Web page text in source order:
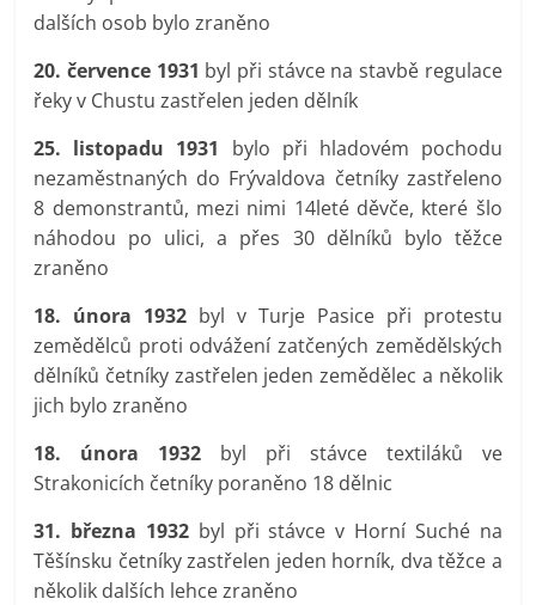
dalších osob bylo zraněno
20. července 1931 byl při stávce na stavbě regulace
řeky v Chustu zastřelen jeden dělník
25. listopadu 1931
bylo při hladovém pochodu
nezaměstnaných do Frývaldova četníky zastřeleno
8 demonstrantů, mezi nimi 14leté děvče, které šlo
náhodou po ulici, a přes 30 dělníků bylo těžce
zraněno
18. února 1932 byl v Turje Pasice při protestu
zemědělců proti odvážení zatčených zemědělských
dělníků četníky zastřelen jeden zemědělec a několik
jich bylo zraněno
18. února 1932 byl při stávce textiláků ve
Strakonicích četníky poraněno 18 dělnic
31. března 1932 byl při stávce v Horní Suché na
Těšínsku četníky zastřelen jeden horník, dva těžce a
několik dalších lehce zraněno